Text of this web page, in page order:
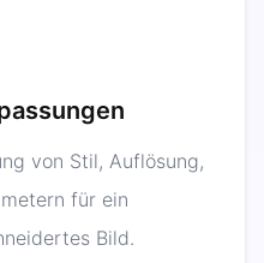
von Stil, Auflösung,
für ein
Bild.